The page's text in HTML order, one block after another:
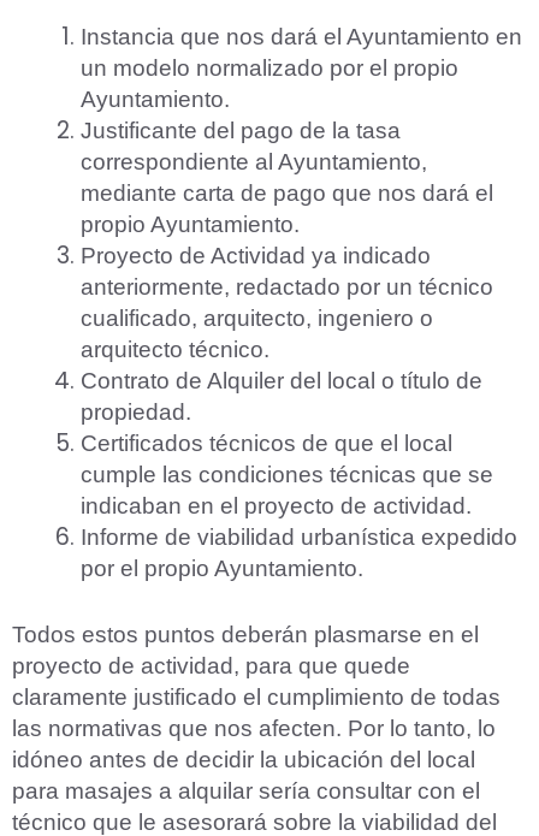
Instancia que nos dará el Ayuntamiento en
un modelo normalizado por el propio
Ayuntamiento.
Justificante del pago de la tasa
correspondiente al Ayuntamiento,
mediante carta de pago que nos dará el
propio Ayuntamiento.
Proyecto de Actividad ya indicado
anteriormente, redactado por un técnico
cualificado, arquitecto, ingeniero o
arquitecto técnico.
Contrato de Alquiler del local o título de
propiedad.
Certificados técnicos de que el local
cumple las condiciones técnicas que se
indicaban en el proyecto de actividad.
Informe de viabilidad urbanística expedido
por el propio Ayuntamiento.
Todos estos puntos deberán plasmarse en el
proyecto de actividad, para que quede
claramente justificado el cumplimiento de todas
las normativas que nos afecten. Por lo tanto, lo
idóneo antes de decidir la ubicación del local
para masajes a alquilar sería consultar con el
técnico que le asesorará sobre la viabilidad del